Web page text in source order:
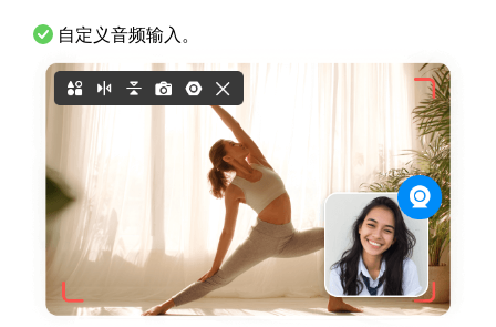
自定义音频输入。